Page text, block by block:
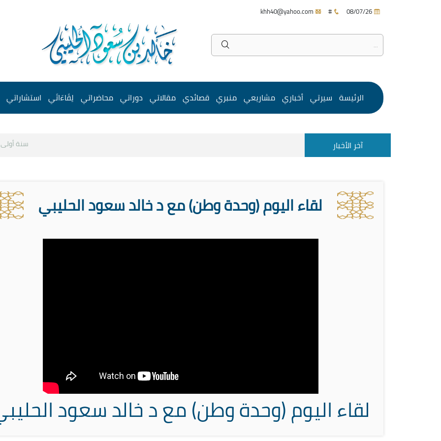
#
الرئيسة سيرتي أخباري مشاريعي منبري قصائدي مقالاتي دوراتي محاضراتي لِقَاءَاتَي استشاراتي
آخر الأخبار سنة أولى
لقاء اليوم (وحدة وطن) مع د خالد سعود الحليبي
لقاء اليوم (وحدة وطن) مع د خالد سعود